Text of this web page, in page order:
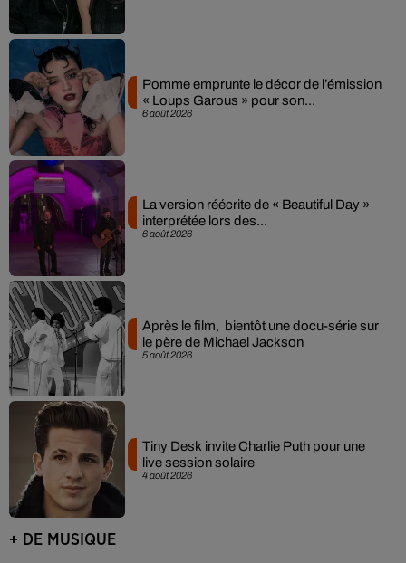
6 août 2026
Pomme emprunte le décor de l’émission
« Loups Garous » pour son...
6 août 2026
La version réécrite de « Beautiful Day »
interprétée lors des...
5 août 2026
Après le film, bientôt une docu-série sur
le père de Michael Jackson
4 août 2026
Tiny Desk invite Charlie Puth pour une
live session solaire
+ DE MUSIQUE